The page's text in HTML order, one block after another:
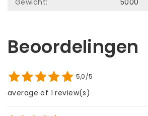
Beoordelingen
5,0/5
average of 1 review(s)